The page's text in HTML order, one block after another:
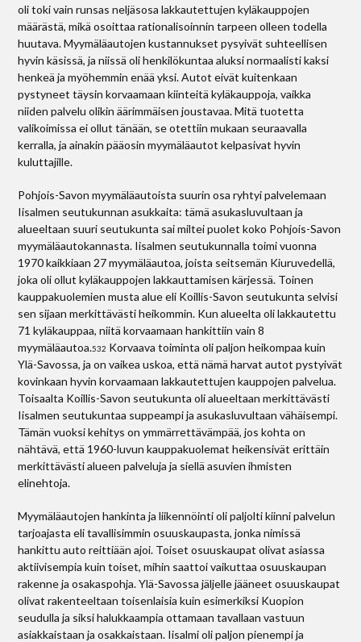
oli toki vain runsas neljäsosa lakkautettujen kyläkauppojen
määrästä, mikä osoittaa rationalisoinnin tarpeen olleen todella
huutava. Myymäläautojen kustannukset pysyivät suhteellisen
hyvin käsissä, ja niissä oli henkilökuntaa aluksi normaalisti kaksi
henkeä ja myöhemmin enää yksi. Autot eivät kuitenkaan
pystyneet täysin korvaamaan kiinteitä kyläkauppoja, vaikka
niiden palvelu olikin äärimmäisen joustavaa. Mitä tuotetta
valikoimissa ei ollut tänään, se otettiin mukaan seuraavalla
kerralla, ja ainakin pääosin myymäläautot kelpasivat hyvin
kuluttajille.
Pohjois-Savon myymäläautoista suurin osa ryhtyi palvelemaan
Iisalmen seutukunnan asukkaita: tämä asukasluvultaan ja
alueeltaan suuri seutukunta sai miltei puolet koko Pohjois-Savon
myymäläautokannasta. Iisalmen seutukunnalla toimi vuonna
1970 kaikkiaan 27 myymäläautoa, joista seitsemän Kiuruvedellä,
joka oli ollut kyläkauppojen lakkauttamisen kärjessä. Toinen
kauppakuolemien musta alue eli Koillis-Savon seutukunta selvisi
sen sijaan merkittävästi heikommin. Kun alueelta oli lakkautettu
71 kyläkauppaa, niitä korvaamaan hankittiin vain 8
myymäläautoa.532 Korvaava toiminta oli paljon heikompaa kuin
Ylä-Savossa, ja on vaikea uskoa, että nämä harvat autot pystyivät
kovinkaan hyvin korvaamaan lakkautettujen kauppojen palvelua.
Toisaalta Koillis-Savon seutukunta oli alueeltaan merkittävästi
Iisalmen seutukuntaa suppeampi ja asukasluvultaan vähäisempi.
Tämän vuoksi kehitys on ymmärrettävämpää, jos kohta on
nähtävä, että 1960-luvun kauppakuolemat heikensivät erittäin
merkittävästi alueen palveluja ja siellä asuvien ihmisten
elinehtoja.
Myymäläautojen hankinta ja liikennöinti oli paljolti kiinni palvelun
tarjoajasta eli tavallisimmin osuuskaupasta, jonka nimissä
hankittu auto reittiään ajoi. Toiset osuuskaupat olivat asiassa
aktiivisempia kuin toiset, mihin saattoi vaikuttaa osuuskaupan
rakenne ja osakaspohja. Ylä-Savossa jäljelle jääneet osuuskaupat
olivat rakenteeltaan toisenlaisia kuin esimerkiksi Kuopion
seudulla ja siksi halukkaampia ottamaan tavallaan vastuun
asiakkaistaan ja osakkaistaan. Iisalmi oli paljon pienempi ja